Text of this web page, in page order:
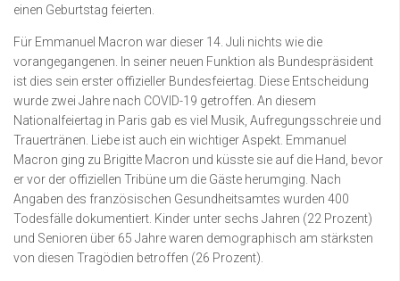
einen Geburtstag feierten.
Für Emmanuel Macron war dieser 14. Juli nichts wie die
vorangegangenen. In seiner neuen Funktion als Bundespräsident
ist dies sein erster offizieller Bundesfeiertag. Diese Entscheidung
wurde zwei Jahre nach COVID-19 getroffen. An diesem
Nationalfeiertag in Paris gab es viel Musik, Aufregungsschreie und
Trauertränen. Liebe ist auch ein wichtiger Aspekt. Emmanuel
Macron ging zu Brigitte Macron und küsste sie auf die Hand, bevor
er vor der offiziellen Tribüne um die Gäste herumging. Nach
Angaben des französischen Gesundheitsamtes wurden 400
Todesfälle dokumentiert. Kinder unter sechs Jahren (22 Prozent)
und Senioren über 65 Jahre waren demographisch am stärksten
von diesen Tragödien betroffen (26 Prozent).